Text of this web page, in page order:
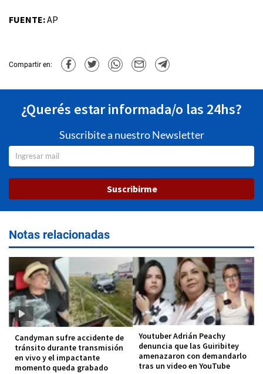
FUENTE:AP
Compartir en:
¿Querés estar informada/o las 24hs?
Suscribite a nuestro Newsletter
Suscribirme
Notas relacionadas
Candyman sufre accidente de
tránsito durante transmisión
en vivo y el impactante
momento queda grabado
Youtuber Adrián Peachy
denuncia que las Guiribitey
amenazaron con demandarlo
tras un video en YouTube